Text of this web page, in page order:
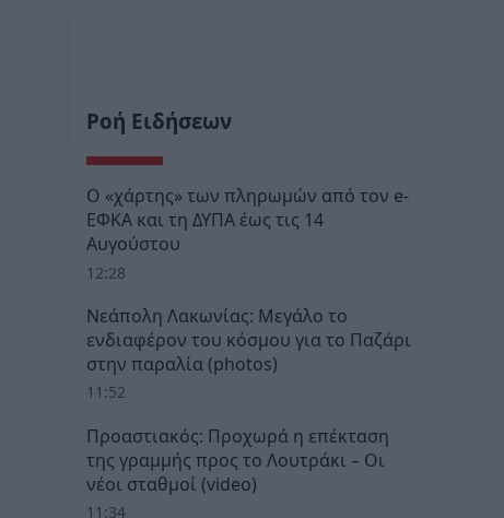
Ροή Ειδήσεων
Ο «χάρτης» των πληρωμών από τον e-
ΕΦΚΑ και τη ΔΥΠΑ έως τις 14
Αυγούστου
12:28
Νεάπολη Λακωνίας: Μεγάλο το
ενδιαφέρον του κόσμου για το Παζάρι
στην παραλία (photos)
11:52
Προαστιακός: Προχωρά η επέκταση
της γραμμής προς το Λουτράκι – Οι
νέοι σταθμοί (video)
11:34